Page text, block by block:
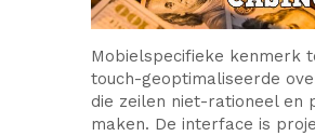
Mobielspecifieke kenmerk
touch-geoptimaliseerde
die zeilen niet-rationeel en
maken. De interface is